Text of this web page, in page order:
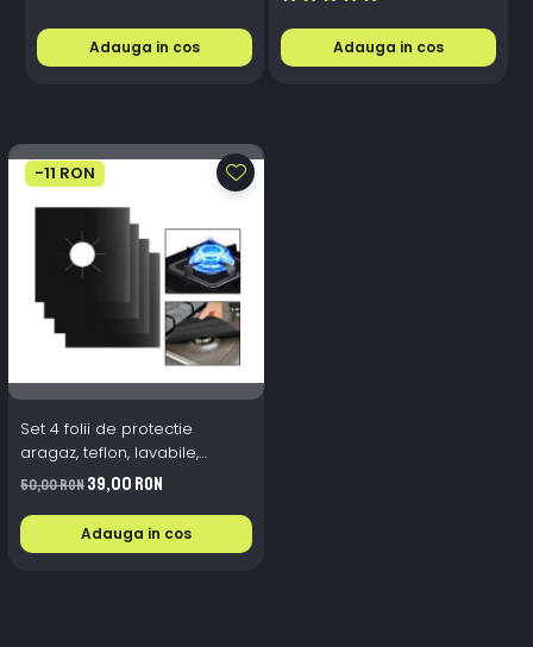
Adauga in cos Adauga in cos
-11 RON
Set 4 folii de protectie
aragaz, teflon, lavabile,
reutilizabile, Negru/Gri
50,00 RON39,00 RON
Adauga in cos